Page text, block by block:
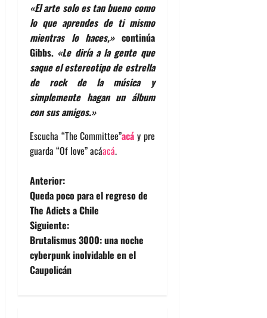
«El arte solo es tan bueno como
lo que aprendes de ti mismo
mientras lo haces,»continúa
Gibbs. «Le diría a la gente que
saque el estereotipo de estrella
de rock de la música y
simplemente hagan un álbum
con sus amigos.»
Escucha “The Committee”acá y pre
guarda “Of love” acáacá.
N
a
v
e
Anterior:
Queda poco para el regreso de
The Adicts a Chile
Siguiente:
Brutalismus 3000: una noche
cyberpunk inolvidable en el
Caupolicán